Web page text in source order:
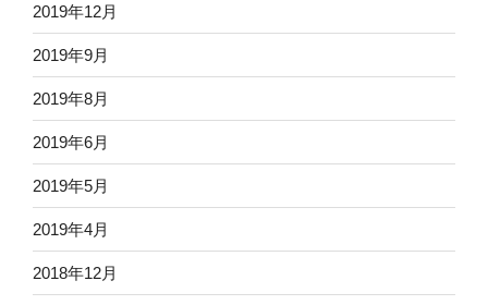
2019年12月
2019年9月
2019年8月
2019年6月
2019年5月
2019年4月
2018年12月